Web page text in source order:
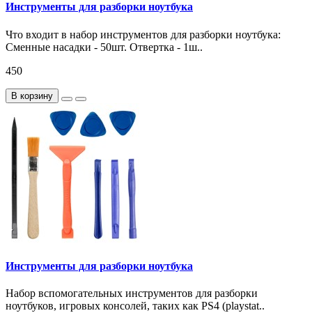
Инструменты для разборки ноутбука
Что входит в набор инструментов для разборки ноутбука:
Сменные насадки - 50шт. Отвертка - 1ш..
450
В корзину
Инструменты для разборки ноутбука
Набор вспомогательных инструментов для разборки
ноутбуков, игровых консолей, таких как PS4 (playstat..